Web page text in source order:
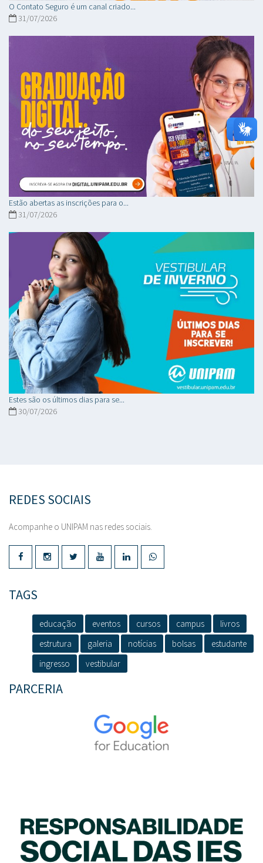
O Contato Seguro é um canal criado...
31/07/2026
Estão abertas as inscrições para o...
31/07/2026
Estes são os últimos dias para se...
30/07/2026
REDES SOCIAIS
Acompanhe o UNIPAM nas redes sociais.
TAGS
educação eventos cursos campus
livros
estrutura
galeria notícias bolsas
estudante
ingresso
vestibular
PARCERIA